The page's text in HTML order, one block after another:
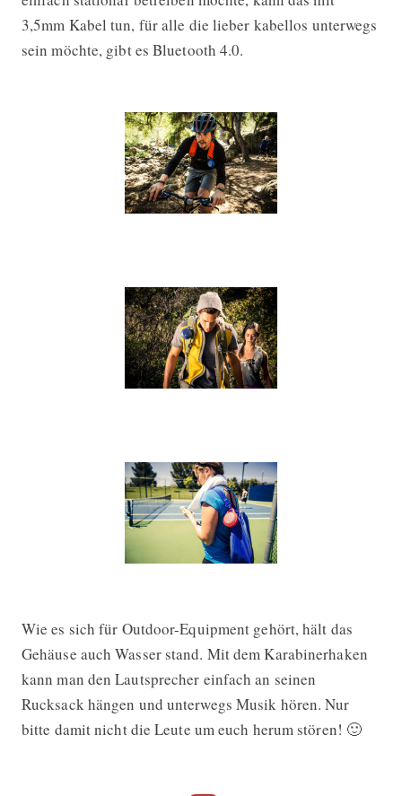
3,5mm Kabel tun, für alle die lieber kabellos unterwegs
sein möchte, gibt es Bluetooth 4.0.
Wie es sich für Outdoor-Equipment gehört, hält das
Gehäuse auch Wasser stand. Mit dem Karabinerhaken
kann man den Lautsprecher einfach an seinen
Rucksack hängen und unterwegs Musik hören. Nur
bitte damit nicht die Leute um euch herum stören! 🙂